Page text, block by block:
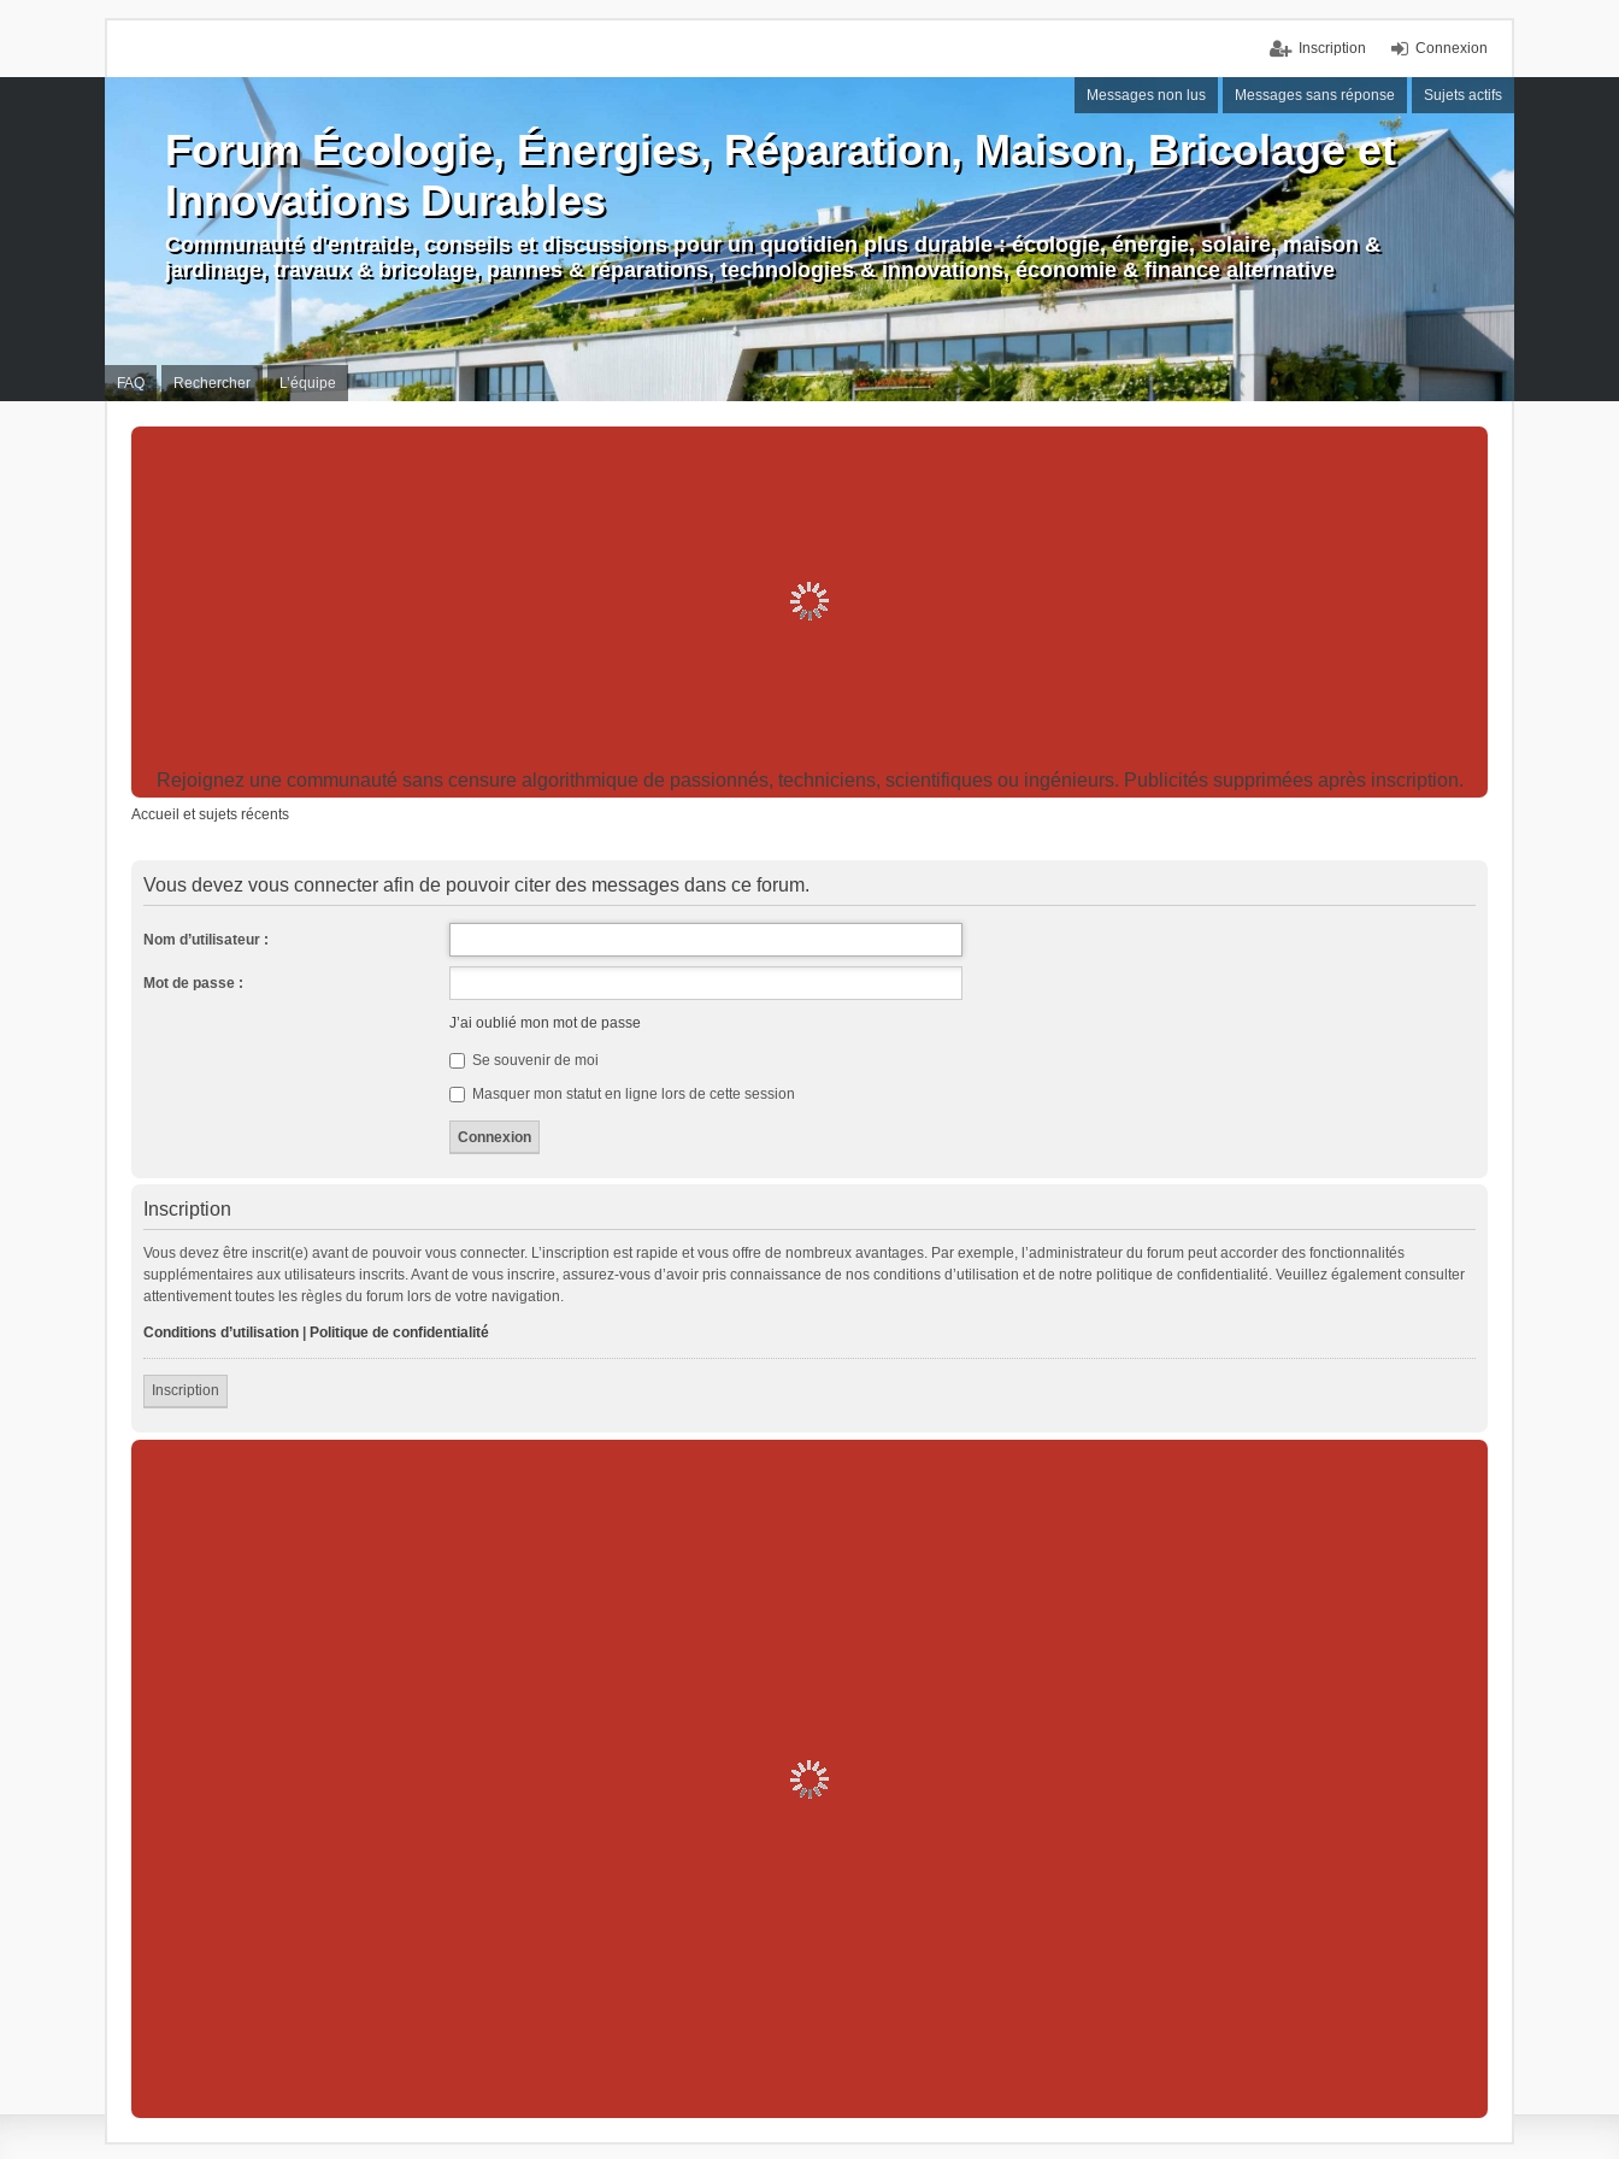
Connexion
Inscription
Messages non lus Messages sans réponse Sujets actifs
FAQ Rechercher L’équipe
Forum Écologie, Énergies, Réparation, Maison, Bricolage et
Innovations Durables
Communauté d'entraide, conseils et discussions pour un quotidien plus durable : écologie, énergie, solaire, maison &
jardinage, travaux & bricolage, pannes & réparations, technologies & innovations, économie & finance alternative
Rejoignez une communauté sans censure algorithmique de passionnés, techniciens, scientifiques ou ingénieurs. Publicités supprimées après inscription.
Accueil et sujets récents
Vous devez vous connecter afin de pouvoir citer des messages dans ce forum.
Nom d’utilisateur :
Mot de passe :
J’ai oublié mon mot de passe
Se souvenir de moi
Masquer mon statut en ligne lors de cette session
Inscription
Vous devez être inscrit(e) avant de pouvoir vous connecter. L’inscription est rapide et vous offre de nombreux avantages. Par exemple, l’administrateur du forum peut accorder des fonctionnalités
supplémentaires aux utilisateurs inscrits. Avant de vous inscrire, assurez-vous d’avoir pris connaissance de nos conditions d’utilisation et de notre politique de confidentialité. Veuillez également consulter
attentivement toutes les règles du forum lors de votre navigation.
Conditions d’utilisation Politique de confidentialité
Inscription